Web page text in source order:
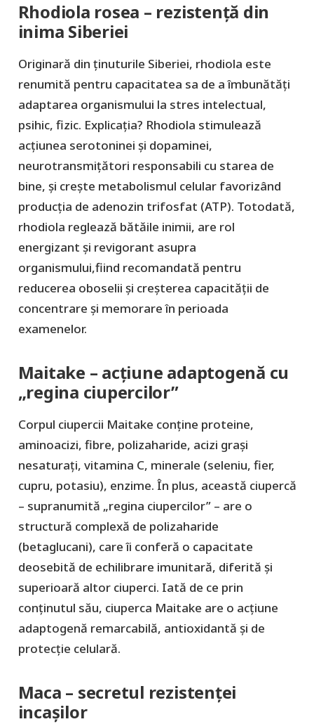
Rhodiola rosea – rezistență din
inima Siberiei
Originară din ținuturile Siberiei, rhodiola este
renumită pentru capacitatea sa de a îmbunătăți
adaptarea organismului la stres intelectual,
psihic, fizic. Explicația? Rhodiola stimulează
acțiunea serotoninei și dopaminei,
neurotransmițători responsabili cu starea de
bine, și crește metabolismul celular favorizând
producția de adenozin trifosfat (ATP). Totodată,
rhodiola reglează bătăile inimii, are rol
energizant și revigorant asupra
organismului,fiind recomandată pentru
reducerea oboselii și creșterea capacității de
concentrare și memorare în perioada
examenelor.
Maitake – acțiune adaptogenă cu
„regina ciupercilor”
Corpul ciupercii Maitake conține proteine,
aminoacizi, fibre, polizaharide, acizi grași
nesaturați, vitamina C, minerale (seleniu, fier,
cupru, potasiu), enzime. În plus, această ciupercă
– supranumită „regina ciupercilor” – are o
structură complexă de polizaharide
(betaglucani), care îi conferă o capacitate
deosebită de echilibrare imunitară, diferită și
superioară altor ciuperci. Iată de ce prin
conținutul său, ciuperca Maitake are o acțiune
adaptogenă remarcabilă, antioxidantă și de
protecție celulară.
Maca – secretul rezistenței
incașilor